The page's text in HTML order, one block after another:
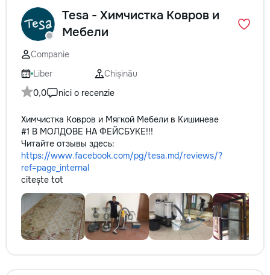
Tesa - Химчистка Ковров и
Мебели
Companie
Liber
Chișinău
0,0
nici o recenzie
Химчистка Ковров и Мягкой Мебели в Кишиневе
#1 В МОЛДОВЕ НА ФЕЙСБУКЕ!!!
Читайте отзывы здесь:
https://www.facebook.com/pg/tesa.md/reviews/?
ref=page_internal
citește tot